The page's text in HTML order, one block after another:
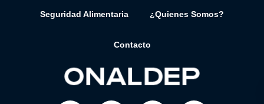
Seguridad Alimentaria ¿Quienes Somos?
Contacto